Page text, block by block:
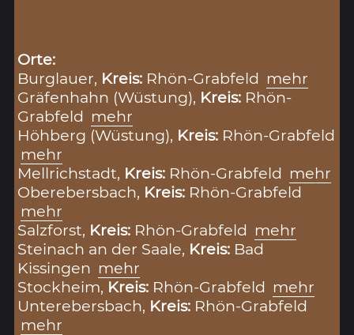
Orte:
Burglauer, Kreis: Rhön-Grabfeld mehr
Gräfenhahn (Wüstung), Kreis: Rhön-
Grabfeld mehr
Höhberg (Wüstung), Kreis: Rhön-Grabfeld
mehr
Mellrichstadt, Kreis: Rhön-Grabfeld mehr
Oberebersbach, Kreis: Rhön-Grabfeld
mehr
Salzforst, Kreis: Rhön-Grabfeld mehr
Steinach an der Saale, Kreis: Bad
Kissingen mehr
Stockheim, Kreis: Rhön-Grabfeld mehr
Unterebersbach, Kreis: Rhön-Grabfeld
mehr